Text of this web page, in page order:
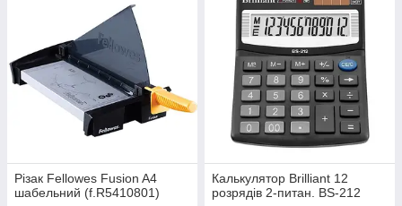
Різак Fellowes Fusion A4
шабельний (f.R5410801)
Калькулятор Brilliant 12
розрядів 2-питан. BS-212